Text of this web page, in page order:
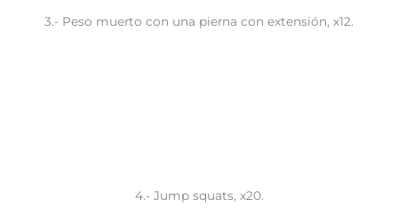
3.- Peso muerto con una pierna con extensión, x12.
4.- Jump squats, x20.